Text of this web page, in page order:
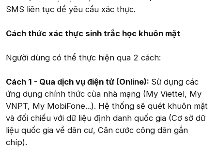
SMS liên tục để yêu cầu xác thực.
Cách thức xác thực sinh trắc học khuôn mặt
Người dùng có thể thực hiện qua 2 cách:
Cách 1 - Qua dịch vụ điện tử (Online): Sử dụng các
ứng dụng chính thức của nhà mạng (My Viettel, My
VNPT, My MobiFone...). Hệ thống sẽ quét khuôn mặt
và đối chiếu với dữ liệu định danh quốc gia (Cơ sở dữ
liệu quốc gia về dân cư, Căn cước công dân gắn
chíp).